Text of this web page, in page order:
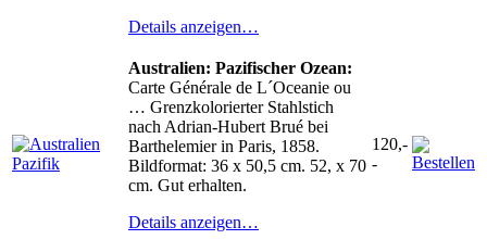
Details anzeigen…
Australien: Pazifischer Ozean:
Carte Générale de L´Oceanie ou
… Grenzkolorierter Stahlstich
nach Adrian-Hubert Brué bei
Barthelemier in Paris, 1858.
Bildformat: 36 x 50,5 cm. 52, x 70
cm. Gut erhalten.
Details anzeigen…
120,-
-